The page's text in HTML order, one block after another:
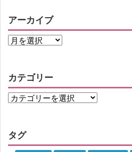
アーカイブ
カテゴリー
タグ